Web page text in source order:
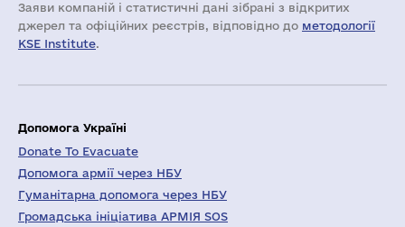
Заяви компаній i статистичні дані зібрані з відкритих
джерел та офіційних реєстрів, відповідно до методології
KSE Institute.
Допомога Україні
Donate To Evacuate
Допомога армії через НБУ
Гуманітарна допомога через НБУ
Громадська ініціатива АРМІЯ SOS